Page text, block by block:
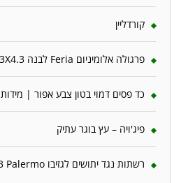
קורדליין
פרגולה אלומיניום Feria לבנה 3X4.3 מבית פלרם – Canopia
כד פסים דמוי בטון צבע אפור | מידות 58×51 ס״מ
פיג'ויה – עץ בוגר עתיק